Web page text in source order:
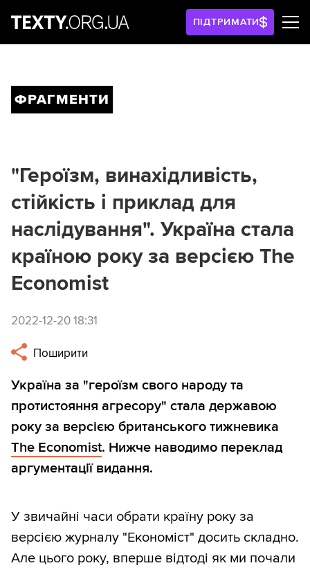
ПІДТРИМАТИ
ФРАГМЕНТИ
"Героїзм, винахідливість,
стійкість і приклад для
наслідування". Україна стала
країною року за версією The
Economist
2022-12-20 18:31
Поширити
Україна за "героїзм свого народу та
протистояння агресору" стала державою
року за версією британського тижневика
The Economist. Нижче наводимо переклад
аргументації видання.
У звичайні часи обрати країну року за
версією журналу "Економіст" досить складно.
Але цього року, вперше відтоді як ми почали